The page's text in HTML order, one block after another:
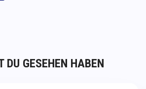
DU GESEHEN HABEN